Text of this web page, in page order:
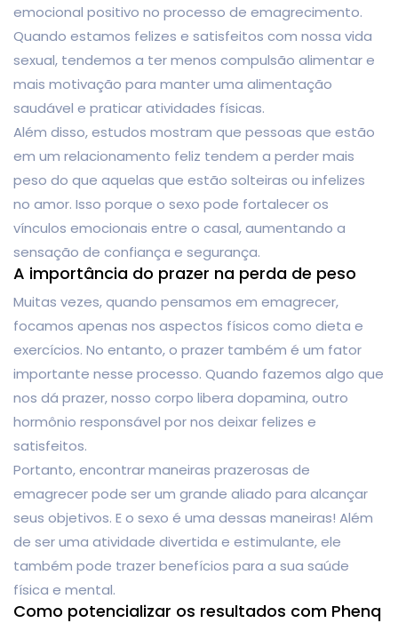
emocional positivo no processo de emagrecimento.
Quando estamos felizes e satisfeitos com nossa vida
sexual, tendemos a ter menos compulsão alimentar e
mais motivação para manter uma alimentação
saudável e praticar atividades físicas.
Além disso, estudos mostram que pessoas que estão
em um relacionamento feliz tendem a perder mais
peso do que aquelas que estão solteiras ou infelizes
no amor. Isso porque o sexo pode fortalecer os
vínculos emocionais entre o casal, aumentando a
sensação de confiança e segurança.
A importância do prazer na perda de peso
Muitas vezes, quando pensamos em emagrecer,
focamos apenas nos aspectos físicos como dieta e
exercícios. No entanto, o prazer também é um fator
importante nesse processo. Quando fazemos algo que
nos dá prazer, nosso corpo libera dopamina, outro
hormônio responsável por nos deixar felizes e
satisfeitos.
Portanto, encontrar maneiras prazerosas de
emagrecer pode ser um grande aliado para alcançar
seus objetivos. E o sexo é uma dessas maneiras! Além
de ser uma atividade divertida e estimulante, ele
também pode trazer benefícios para a sua saúde
física e mental.
Como potencializar os resultados com Phenq